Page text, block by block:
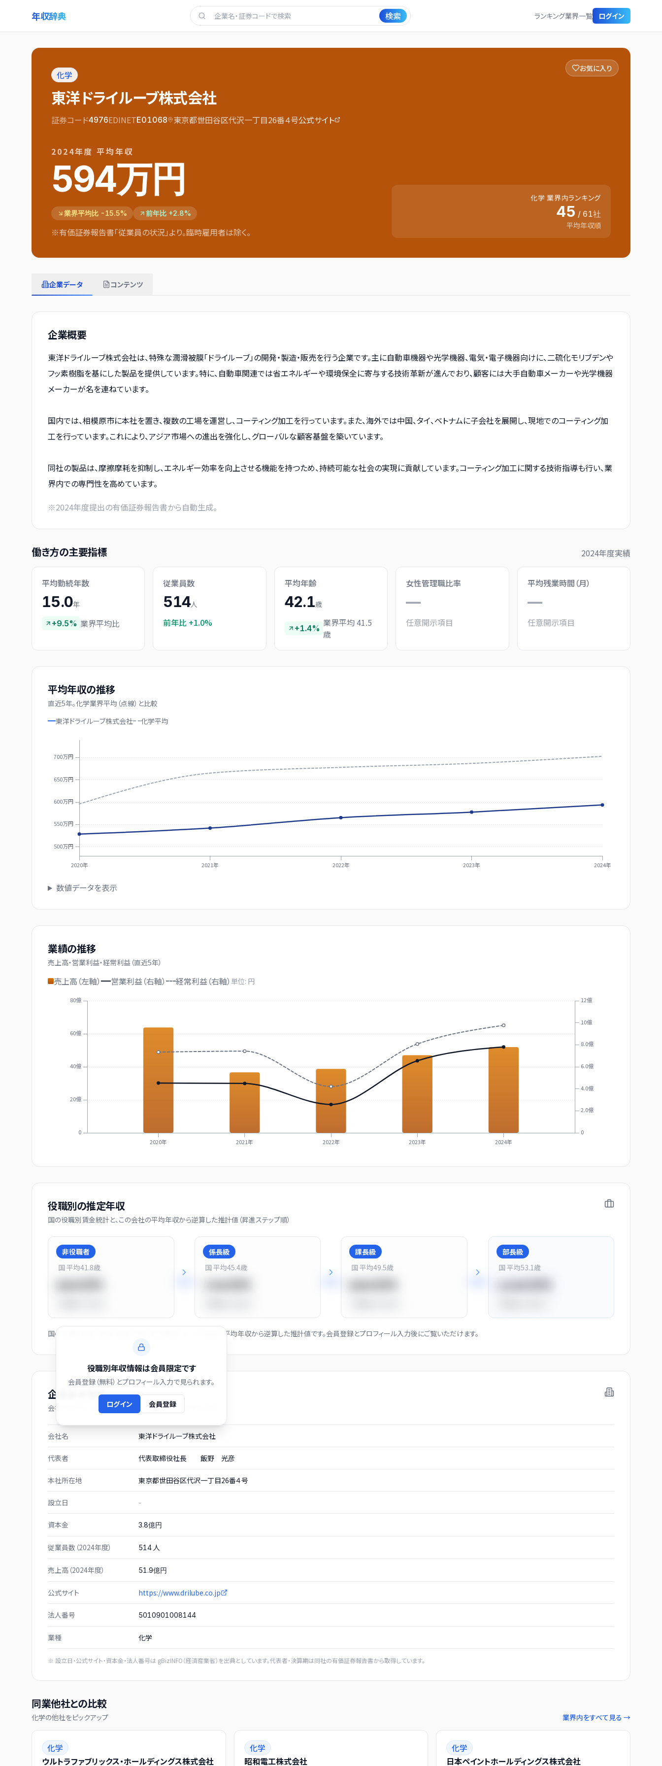
年収辞典 検索 ランキング業界一覧 ログイン
お気に入り
化学
東洋ドライルーブ株式会社
証券コード4976EDINETE01068 東京都世田谷区代沢一丁目26番４号公式サイト
2024年度 平均年収
594万円
業界平均比 -15.5% 前年比 +2.8%
※有価証券報告書「従業員の状況」より。臨時雇用者は除く。
化学 業界内ランキング
45 / 61社
平均年収順
企業データ コンテンツ
企業概要
東洋ドライルーブ株式会社は、特殊な潤滑被膜「ドライルーブ」の開発・製造・販売を行う企業です。主に自動車機器や光学機器、電気・電子機器向けに、二硫化モリブデンや
フッ素樹脂を基にした製品を提供しています。特に、自動車関連では省エネルギーや環境保全に寄与する技術革新が進んでおり、顧客には大手自動車メーカーや光学機器
メーカーが名を連ねています。
国内では、相模原市に本社を置き、複数の工場を運営し、コーティング加工を行っています。また、海外では中国、タイ、ベトナムに子会社を展開し、現地でのコーティング加
工を行っています。これにより、アジア市場への進出を強化し、グローバルな顧客基盤を築いています。
同社の製品は、摩擦摩耗を抑制し、エネルギー効率を向上させる機能を持つため、持続可能な社会の実現に貢献しています。コーティング加工に関する技術指導も行い、業
界内での専門性を高めています。
※2024年度提出の有価証券報告書から自動生成。
働き方の主要指標 2024年度実績
平均勤続年数
15.0年
+9.5% 業界平均比
従業員数
514人
前年比 +1.0%
平均年齢
42.1歳
+1.4% 業界平均 41.5
歳
女性管理職比率
—
任意開示項目
平均残業時間（月）
—
任意開示項目
平均年収の推移
直近5年。化学業界平均（点線）と比較
東洋ドライルーブ株式会社
化学平均
500万円
550万円
600万円
650万円
700万円
2020年 2021年 2022年 2023年 2024年
数値データを表示
業績の推移
売上高・営業利益・経常利益（直近5年）
売上高（左軸） 営業利益（右軸） 経常利益（右軸） 単位: 円
0
20億
40億
60億
80億
0
2.0億
4.0億
6.0億
8.0億
10億
12億
2020年 2021年 2022年 2023年 2024年
役職別の推定年収
国の役職別賃金統計と、この会社の平均年収から逆算した推計値（昇進ステップ順）
非役職者
国 平均41.8歳
係長級
国 平均45.4歳
課長級
国 平均49.5歳
部長級
国 平均53.1歳
役職別年収情報は会員限定です
会員登録（無料）とプロフィール入力で見られます。
ログイン 会員登録
国の役職別賃金（部長・課長・係長・非役職者）と、この会社の平均年収から逆算した推計値です。会員登録とプロフィール入力後にご覧いただけます。
企業基本情報
会社プロフィール（有価証券報告書および gBizINFO より）
会社名 東洋ドライルーブ株式会社
代表者 代表取締役社長 飯野 光彦
本社所在地 東京都世田谷区代沢一丁目26番４号
設立日 -
資本金 3.8億円
従業員数（2024年度） 514人
売上高（2024年度） 51.9億円
公式サイト https://www.drilube.co.jp
法人番号 5010901008144
業種 化学
※ 設立日・公式サイト・資本金・法人番号は gBizINFO（経済産業省）を出典としています。代表者・決算期は同社の有価証券報告書から取得しています。
同業他社との比較
化学の他社をピックアップ 業界内をすべて見る →
化学
ウルトラファブリックス・ホールディングス株式会社
化学
昭和電工株式会社
化学
日本ペイントホールディングス株式会社